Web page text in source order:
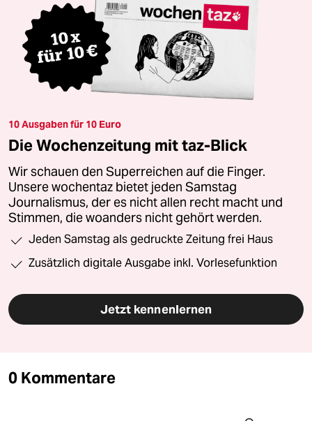
10 Ausgaben für 10 Euro
Die Wochenzeitung mit taz-Blick
Wir schauen den Superreichen auf die Finger.
Unsere wochentaz bietet jeden Samstag
Journalismus, der es nicht allen recht macht und
Stimmen, die woanders nicht gehört werden.
Jeden Samstag als gedruckte Zeitung frei Haus
Zusätzlich digitale Ausgabe inkl. Vorlesefunktion
Jetzt kennenlernen
0 Kommentare